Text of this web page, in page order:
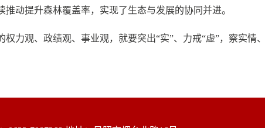
动提升森林覆盖率，实现了生态与发展的协同并进。
观、政绩观、事业观，就要突出“实”、力戒“虚”，察实情、